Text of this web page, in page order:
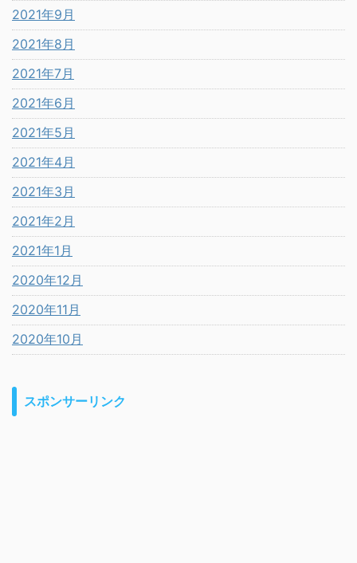
2021年9月
2021年8月
2021年7月
2021年6月
2021年5月
2021年4月
2021年3月
2021年2月
2021年1月
2020年12月
2020年11月
2020年10月
スポンサーリンク